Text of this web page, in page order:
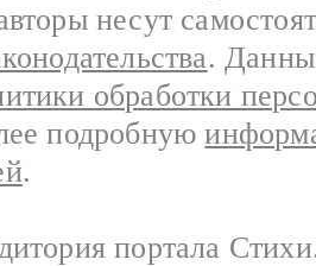
несут
.
обработки
подробную
.
портала